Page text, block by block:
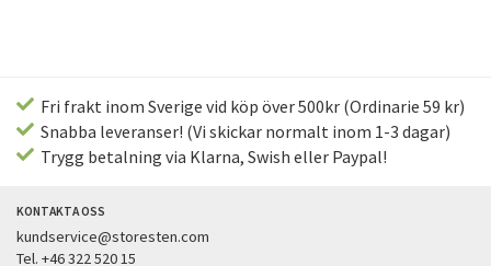
Fri frakt inom Sverige vid köp över 500kr (Ordinarie 59 kr)
Snabba leveranser! (Vi skickar normalt inom 1-3 dagar)
Trygg betalning via Klarna, Swish eller Paypal!
KONTAKTA OSS
kundservice@storesten.com
Tel. +46 322 520 15